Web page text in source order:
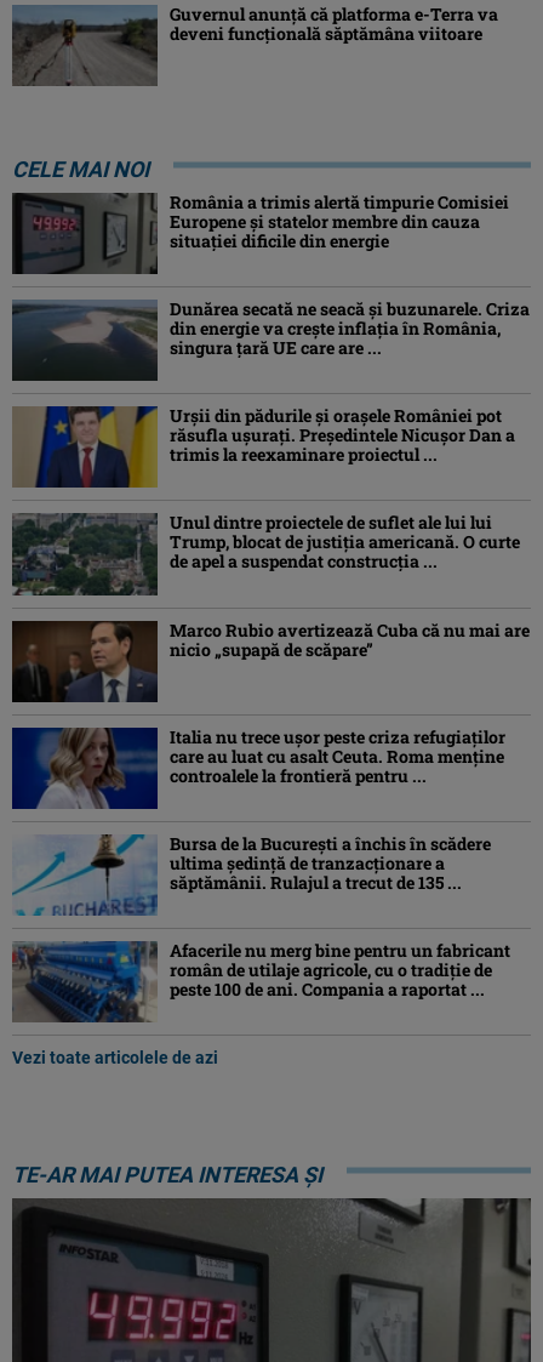
Guvernul anunță că platforma e-Terra va
deveni funcţională săptămâna viitoare
CELE MAI NOI
România a trimis alertă timpurie Comisiei
Europene și statelor membre din cauza
situației dificile din energie
Dunărea secată ne seacă și buzunarele. Criza
din energie va crește inflația în România,
singura țară UE care are ...
Urșii din pădurile și orașele României pot
răsufla ușurați. Președintele Nicușor Dan a
trimis la reexaminare proiectul ...
Unul dintre proiectele de suflet ale lui lui
Trump, blocat de justiția americană. O curte
de apel a suspendat construcția ...
Marco Rubio avertizează Cuba că nu mai are
nicio „supapă de scăpare”
Italia nu trece ușor peste criza refugiaților
care au luat cu asalt Ceuta. Roma menține
controalele la frontieră pentru ...
Bursa de la București a închis în scădere
ultima ședință de tranzacționare a
săptămânii. Rulajul a trecut de 135 ...
Afacerile nu merg bine pentru un fabricant
român de utilaje agricole, cu o tradiție de
peste 100 de ani. Compania a raportat ...
Vezi toate articolele de azi
TE-AR MAI PUTEA INTERESA ȘI